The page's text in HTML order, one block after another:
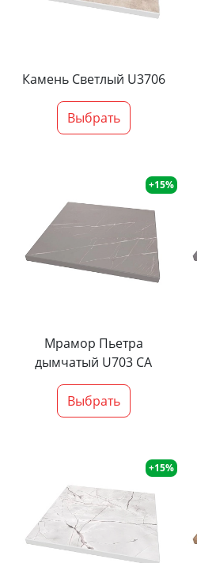
Камень Светлый U3706
Выбрать
+15%
Мрамор Пьетра
дымчатый U703 CA
Выбрать
+15%